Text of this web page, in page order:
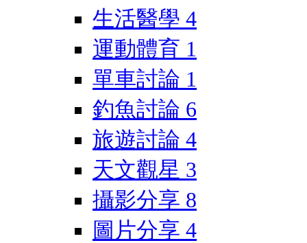
生活醫學 4
運動體育 1
單車討論 1
釣魚討論 6
旅遊討論 4
天文觀星 3
攝影分享 8
圖片分享 4